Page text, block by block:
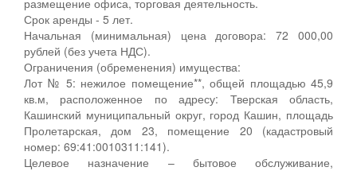
Срок аренды - 5 лет.
Начальная (минимальная) цена договора: 72 000,00
рублей (без учета НДС).
Ограничения (обременения) имущества:
Лот № 5: нежилое помещение**, общей площадью 45,9
кв.м, расположенное по адресу: Тверская область,
Кашинский муниципальный округ, город Кашин, площадь
Пролетарская, дом 23, помещение 20 (кадастровый
номер: 69:41:0010311:141).
Целевое назначение – бытовое обслуживание,